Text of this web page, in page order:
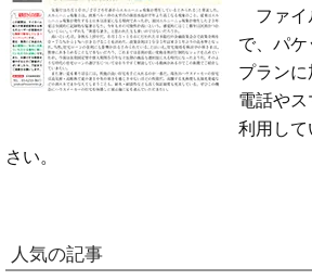
ファ
で、パ
プラン
電話や
利用し
さい。
人気の記事